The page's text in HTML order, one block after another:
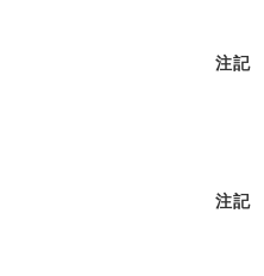
注記
注記